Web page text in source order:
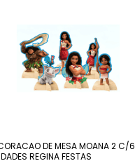
DE MESA MOANA 2 C/6
REGINA FESTAS